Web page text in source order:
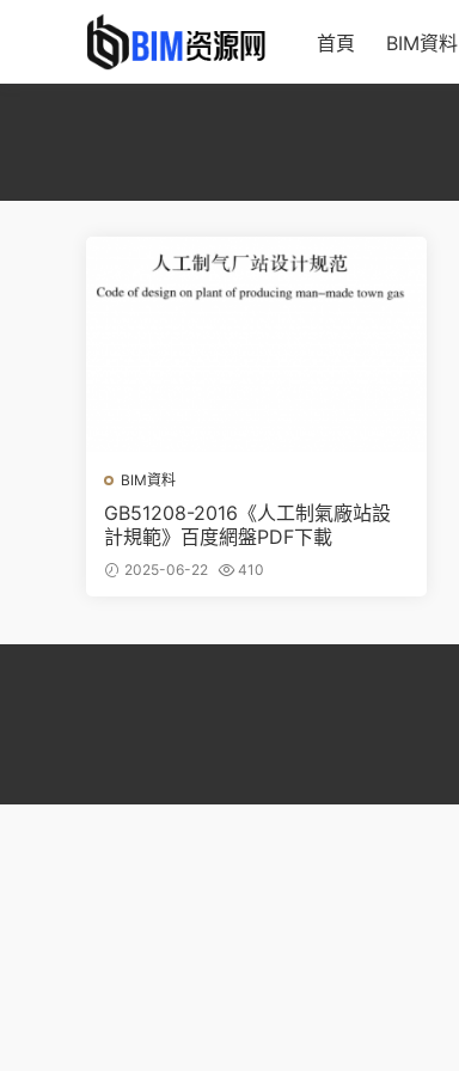
首頁 BIM資料
BIM資料
GB51208-2016《人工制氣廠站設
計規範》百度網盤PDF下載
2025-06-22 410